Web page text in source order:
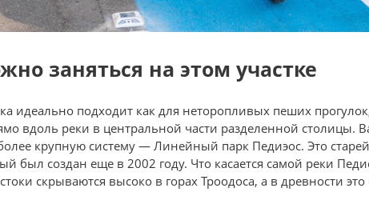
заняться на этом участке
идеально подходит как для неторопливых пеших
вдоль реки в центральной части разделенной столицы.
крупную систему — Линейный парк Педиэос. Это
был создан еще в 2002 году. Что касается самой реки
скрываются высоко в горах Троодоса, а в древности